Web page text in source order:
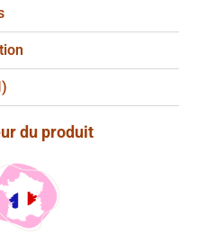
du produit